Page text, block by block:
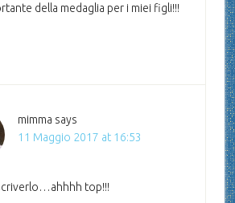
della medaglia per i miei figli!!!
mimma says
11 Maggio 2017 at 16:53
top!!!